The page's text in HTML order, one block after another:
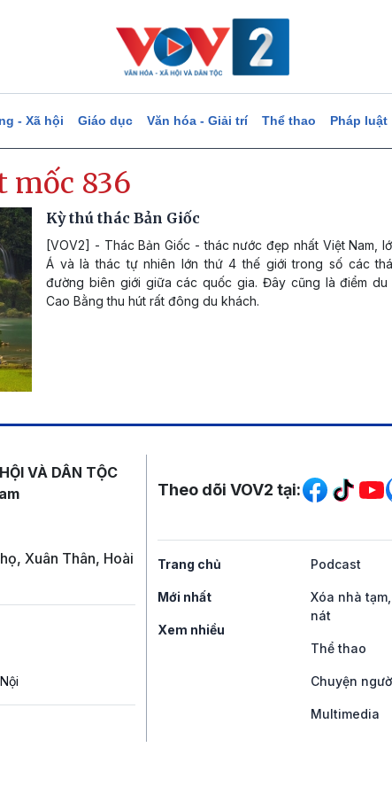
- Xã hội Giáo dục Văn hóa - Giải trí Thể thao Pháp luật
mốc 836
Kỳ thú thác Bản Giốc
[VOV2] - Thác Bản Giốc - thác nước đẹp nhất Việt Nam,
Á và là thác tự nhiên lớn thứ 4 thế giới trong số các
đường biên giới giữa các quốc gia. Đây cũng là điểm du
Cao Bằng thu hút rất đông du khách.
VÀ DÂN TỘC
Xuân Thân, Hoài
Mạng xã hội
Theo dõi VOV2 tại:
Trang chủ
Mới nhất
Xem nhiều
Podcast
Xóa nhà
nát
Thể thao
Chuyện
Multimedia